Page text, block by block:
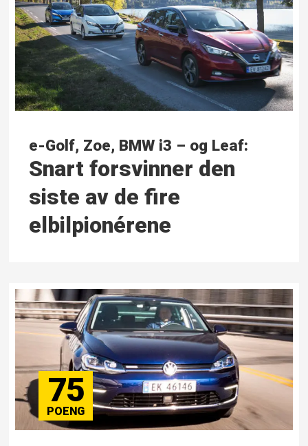
e-Golf, Zoe, BMW i3 – og Leaf:
Snart forsvinner den
siste av de fire
elbilpionérene
75